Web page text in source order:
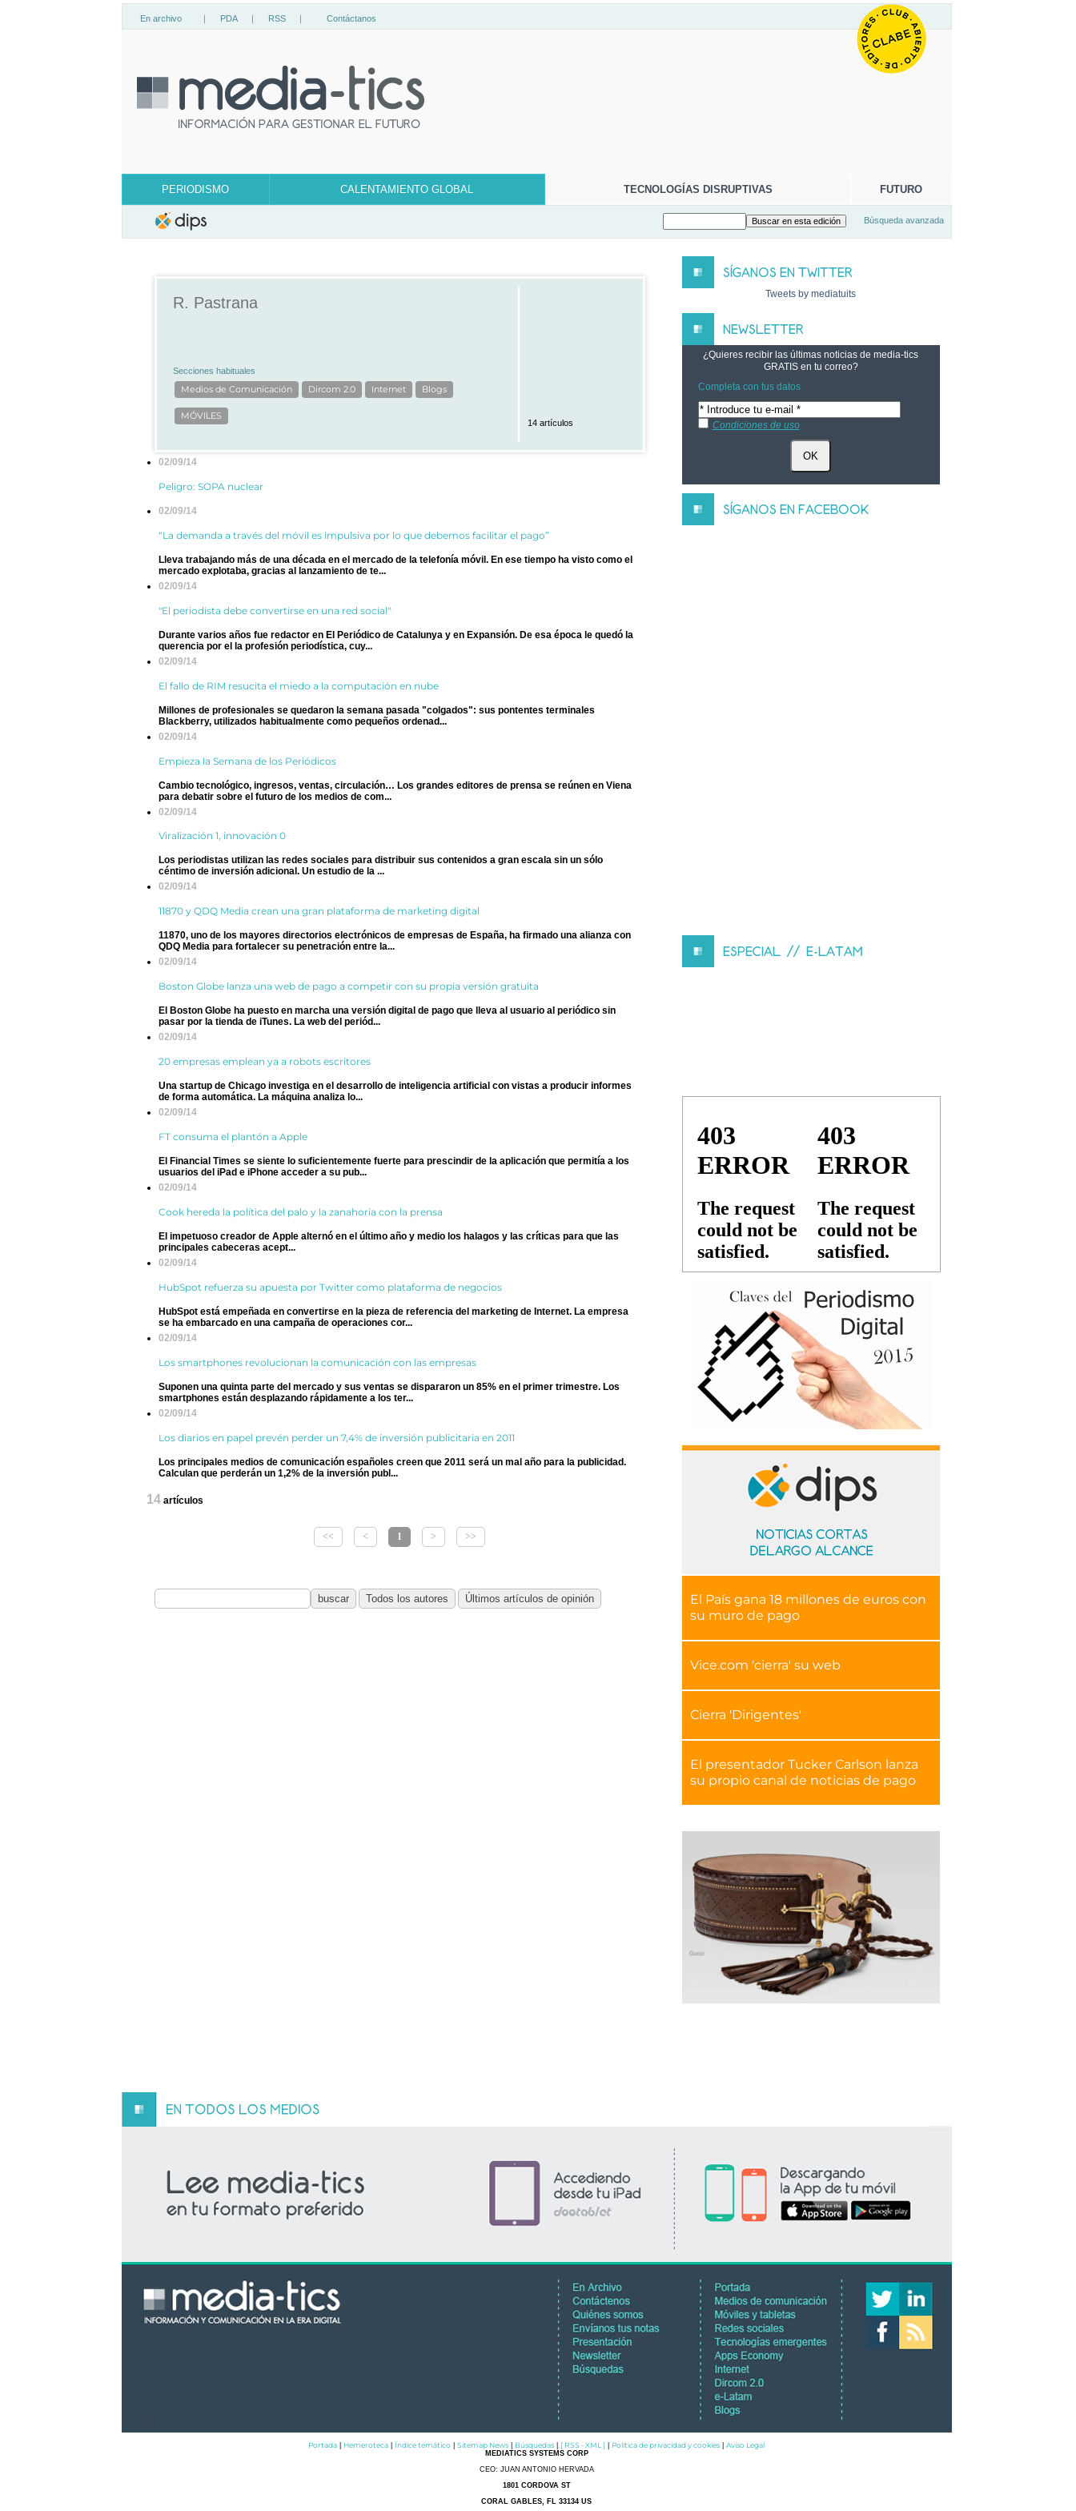
En archivo | PDA | RSS | Contáctanos
PERIODISMO CALENTAMIENTO GLOBAL TECNOLOGÍAS DISRUPTIVAS FUTURO
Búsqueda avanzada
R. Pastrana
Secciones habituales
Medios de Comunicación Dircom 2.0 Internet Blogs
MÓVILES
14 artículos
02/09/14
Peligro: SOPA nuclear
02/09/14
“La demanda a través del móvil es impulsiva por lo que debemos facilitar el pago”
Lleva trabajando más de una década en el mercado de la telefonía móvil. En ese tiempo ha visto como el
mercado explotaba, gracias al lanzamiento de te...
02/09/14
"El periodista debe convertirse en una red social"
Durante varios años fue redactor en El Periódico de Catalunya y en Expansión. De esa época le quedó la
querencia por el la profesión periodística, cuy...
02/09/14
El fallo de RIM resucita el miedo a la computación en nube
Millones de profesionales se quedaron la semana pasada "colgados": sus pontentes terminales
Blackberry, utilizados habitualmente como pequeños ordenad...
02/09/14
Empieza la Semana de los Periódicos
Cambio tecnológico, ingresos, ventas, circulación… Los grandes editores de prensa se reúnen en Viena
para debatir sobre el futuro de los medios de com...
02/09/14
Viralización 1, innovación 0
Los periodistas utilizan las redes sociales para distribuir sus contenidos a gran escala sin un sólo
céntimo de inversión adicional. Un estudio de la ...
02/09/14
11870 y QDQ Media crean una gran plataforma de marketing digital
11870, uno de los mayores directorios electrónicos de empresas de España, ha firmado una alianza con
QDQ Media para fortalecer su penetración entre la...
02/09/14
Boston Globe lanza una web de pago a competir con su propia versión gratuita
El Boston Globe ha puesto en marcha una versión digital de pago que lleva al usuario al periódico sin
pasar por la tienda de iTunes. La web del periód...
02/09/14
20 empresas emplean ya a robots escritores
Una startup de Chicago investiga en el desarrollo de inteligencia artificial con vistas a producir informes
de forma automática. La máquina analiza lo...
02/09/14
FT consuma el plantón a Apple
El Financial Times se siente lo suficientemente fuerte para prescindir de la aplicación que permitía a los
usuarios del iPad e iPhone acceder a su pub...
02/09/14
Cook hereda la política del palo y la zanahoria con la prensa
El impetuoso creador de Apple alternó en el último año y medio los halagos y las críticas para que las
principales cabeceras acept...
02/09/14
HubSpot refuerza su apuesta por Twitter como plataforma de negocios
HubSpot está empeñada en convertirse en la pieza de referencia del marketing de Internet. La empresa
se ha embarcado en una campaña de operaciones cor...
02/09/14
Los smartphones revolucionan la comunicación con las empresas
Suponen una quinta parte del mercado y sus ventas se dispararon un 85% en el primer trimestre. Los
smartphones están desplazando rápidamente a los ter...
02/09/14
Los diarios en papel prevén perder un 7,4% de inversión publicitaria en 2011
Los principales medios de comunicación españoles creen que 2011 será un mal año para la publicidad.
Calculan que perderán un 1,2% de la inversión publ...
14artículos
<< < 1 > >>
Tweets by mediatuits
¿Quieres recibir las últimas noticias de media-tics
GRATISen tu correo?
Completa con tus datos
Condiciones de uso
El País gana 18 millones de euros con
su muro de pago
Vice.com 'cierra' su web
Cierra 'Dirigentes'
El presentador Tucker Carlson lanza
su propio canal de noticias de pago
Portada Hemeroteca Índice temático Sitemap News Búsquedas [ RSS - XML ] Política de privacidad y cookies Aviso Legal
MEDIATICS SYSTEMS CORP
CEO: JUAN ANTONIO HERVADA
1801 CORDOVA ST
CORAL GABLES, FL 33134 US